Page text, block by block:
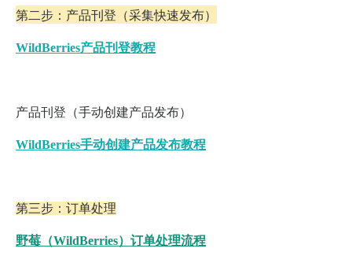
第二步：产品刊登（采集快速发布）
WildBerries产品刊登教程
产品刊登（手动创建产品发布）
WildBerries手动创建产品发布教程
第三步：订单处理
野莓（WildBerries）订单处理流程